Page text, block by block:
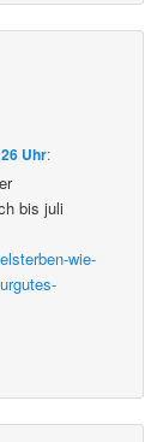
Uhr:
bis juli
wie-